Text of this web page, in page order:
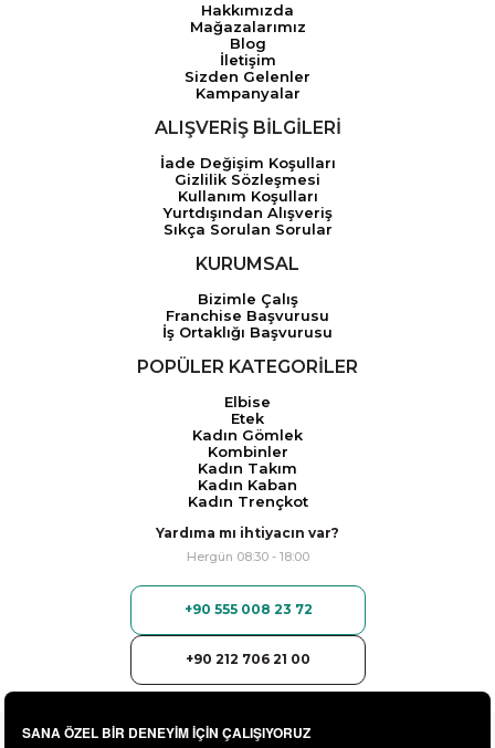
Hakkımızda
Mağazalarımız
Blog
İletişim
Sizden Gelenler
Kampanyalar
ALIŞVERİŞ BİLGİLERİ
İade Değişim Koşulları
Gizlilik Sözleşmesi
Kullanım Koşulları
Yurtdışından Alışveriş
Sıkça Sorulan Sorular
KURUMSAL
Bizimle Çalış
Franchise Başvurusu
İş Ortaklığı Başvurusu
POPÜLER KATEGORİLER
Elbise
Etek
Kadın Gömlek
Kombinler
Kadın Takım
Kadın Kaban
Kadın Trençkot
Yardıma mı ihtiyacın var?
Hergün 08:30 - 18:00
+90 555 008 23 72
+90 212 706 21 00